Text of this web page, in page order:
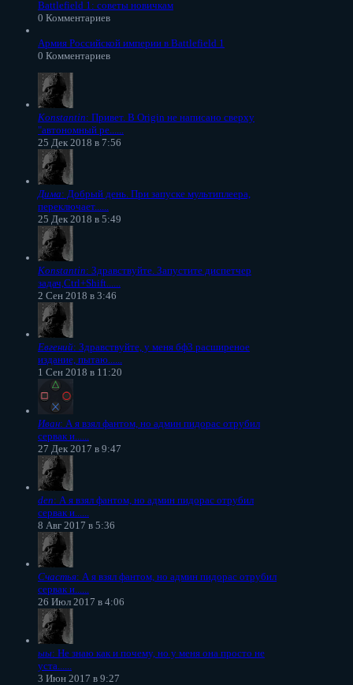
Battlefield 1: советы новичкам
0 Комментариев
Армия Российской империи в Battlefield 1
0 Комментариев
Konstantin: Привет. В Origin не написано сверху
"автономный ре......
25 Дек 2018 в 7:56
Дима: Добрый день. При запуске мультиплеера,
переключает......
25 Дек 2018 в 5:49
Konstantin: Здравствуйте. Запустите диспетчер
задач,Ctrl+Shift......
2 Сен 2018 в 3:46
Евгений: Здравствуйте, у меня бф3 расширеное
издание, пытаю......
1 Сен 2018 в 11:20
Иван: А я взял фантом, но админ пидорас отрубил
сервак и......
27 Дек 2017 в 9:47
den: А я взял фантом, но админ пидорас отрубил
сервак и......
8 Авг 2017 в 5:36
Счастья: А я взял фантом, но админ пидорас отрубил
сервак и......
26 Июл 2017 в 4:06
ыы: Не знаю как и почему, но у меня она просто не
уста......
3 Июн 2017 в 9:27